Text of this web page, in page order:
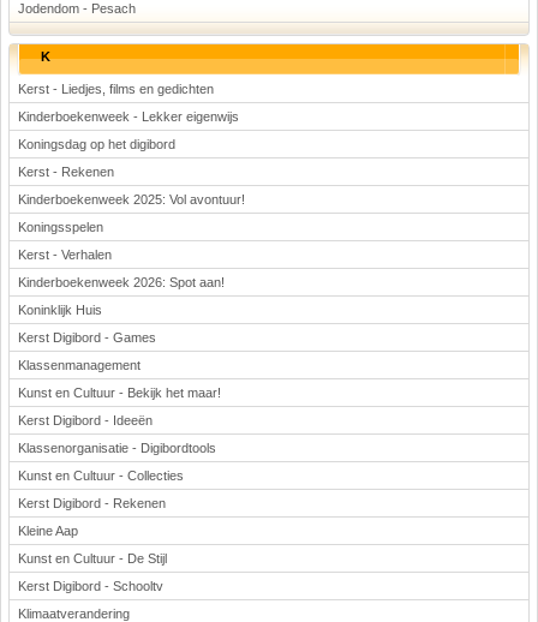
Jodendom - Pesach
K
Kerst - Liedjes, films en gedichten
Kinderboekenweek - Lekker eigenwijs
Koningsdag op het digibord
Kerst - Rekenen
Kinderboekenweek 2025: Vol avontuur!
Koningsspelen
Kerst - Verhalen
Kinderboekenweek 2026: Spot aan!
Koninklijk Huis
Kerst Digibord - Games
Klassenmanagement
Kunst en Cultuur - Bekijk het maar!
Kerst Digibord - Ideeën
Klassenorganisatie - Digibordtools
Kunst en Cultuur - Collecties
Kerst Digibord - Rekenen
Kleine Aap
Kunst en Cultuur - De Stijl
Kerst Digibord - Schooltv
Klimaatverandering